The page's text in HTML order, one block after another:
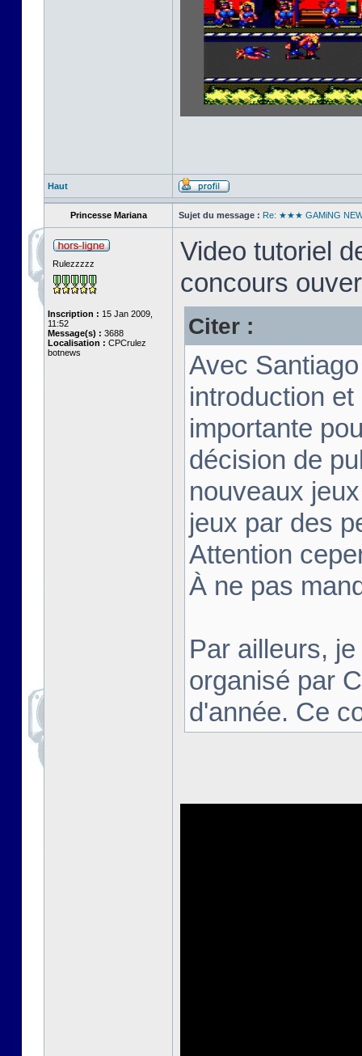
Haut
Princesse Mariana Sujet du message : Re: ★★★ GAMiNG
Rulezzzzz
Inscription : 15 Jan 2009,
11:52
Message(s) : 3688
Localisation : CPCrulez
botnews
Video tutoriel
concours
Citer :
Avec
introduction
importante
décision de
nouveaux
jeux par des
Attention
À ne pas
Par ailleurs,
organisé par
d'année. Ce